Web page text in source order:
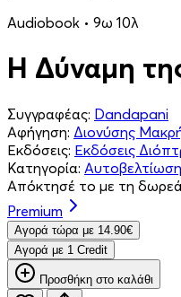
Audiobook • 9ω 10λ
Η Δύναμη
Συγγραφέας: Dandapani
Αφήγηση: Διονύσης
Εκδόσεις: Εκδόσεις
Κατηγορία:
Απόκτησέ το με τη
Premium
Aγορά τώρα με 14.90€
Aγορά με 1 Credit
Προσθήκη στο καλάθι